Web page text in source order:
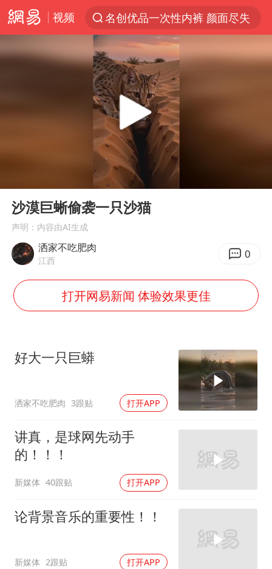
视频
名创优品一次性内裤 颜面尽失
解锁各地夏日限定体验
白海豚将正面袭击贯穿浙江
黄金创今年来最大单周涨幅
四川宜宾市珙县发生3.4级地震
香港宏福苑火灾或由烟头引起
浙江台州《告全体市民书》
郑丽文：台湾从来没有“独立”过
刘浩存百花奖开幕式红裙起舞
多个明星演唱会取消
上海轮渡全线停航
制冰厂工人旺季能月入一万三
Play
沙漠巨蜥偷袭一只沙猫
声明：内容由AI生成
洒家不吃肥肉
江西 0
打开网易新闻 体验效果更佳
好大一只巨蟒
洒家不吃肥肉 3跟贴 打开APP
讲真，是球网先动手
的！！！
新媒体 40跟贴 打开APP
论背景音乐的重要性！！
新媒体 2跟贴 打开APP